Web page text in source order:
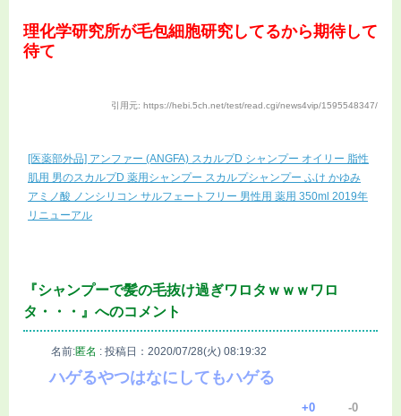
理化学研究所が毛包細胞研究してるから期待して
待て
引用元: https://hebi.5ch.net/test/read.cgi/news4vip/1595548347/
[医薬部外品] アンファー (ANGFA) スカルプD シャンプー オイリー 脂性
肌用 男のスカルプD 薬用シャンプー スカルプシャンプー ふけ かゆみ
アミノ酸 ノンシリコン サルフェートフリー 男性用 薬用 350ml 2019年
リニューアル
『シャンプーで髪の毛抜け過ぎワロタｗｗｗワロ
タ・・・』へのコメント
名前:匿名 : 投稿日：2020/07/28(火) 08:19:32
ハゲるやつはなにしてもハゲる
0 0